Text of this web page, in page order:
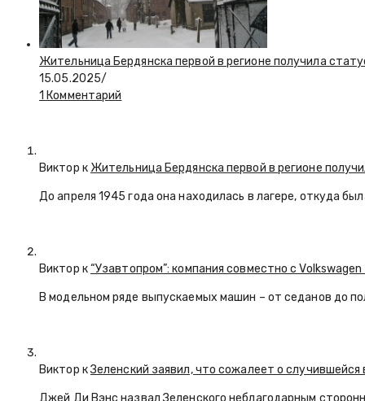
Жительница Бердянска первой в регионе получила
15.05.2025/
1 Комментарий
Виктор к Жительница Бердянска первой в регионе
До апреля 1945 года она находилась в лагере, откуда
Виктор к“Узавтопром”: компания совместно с
В модельном ряде выпускаемых машин – от седанов до
Виктор кЗеленский заявил, что сожалеет о
Джей Ди Вэнс назвал Зеленского неблагодарным